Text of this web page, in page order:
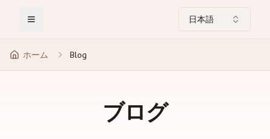
Toggle Menu 日本語
ホーム Blog
ブログ